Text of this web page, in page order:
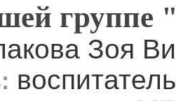
группе
Зоя
воспитатель